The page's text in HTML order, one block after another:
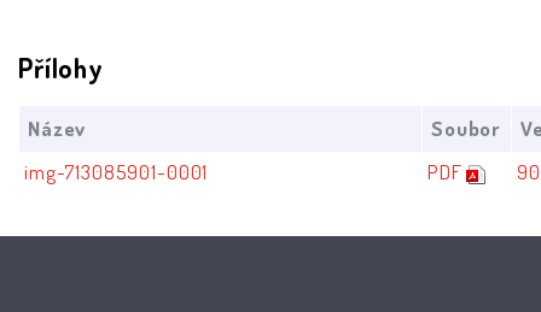
Přílohy
Název Soubor
img-713085901-0001
PDF